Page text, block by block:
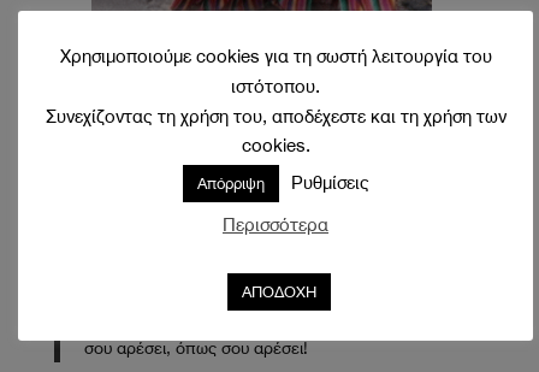
Ριγέ το καλοκαίρι, shoking! Μην πάει όμως το μυαλό
σου στην κλασική μαρινιέρα που είναι ακόμα ένα
διαχρονικό στυλ που αγαπάμε για τους καλοκαιρινούς
οριζόντιες, κάθετες, μπερδεμένες δημιουργώντας
χρωματισμούς. Και μην προβληματίζεσαι για την
σου αρέσει, όπως σου αρέσει!
Χρησιμοποιούμε cookies για τη σωστή λειτουργία του
ιστότοπου.
Συνεχίζοντας τη χρήση του, αποδέχεστε και τη χρήση των
cookies.
Απόρριψη Ρυθμίσεις
Περισσότερα
ΑΠΟΔΟΧΗ